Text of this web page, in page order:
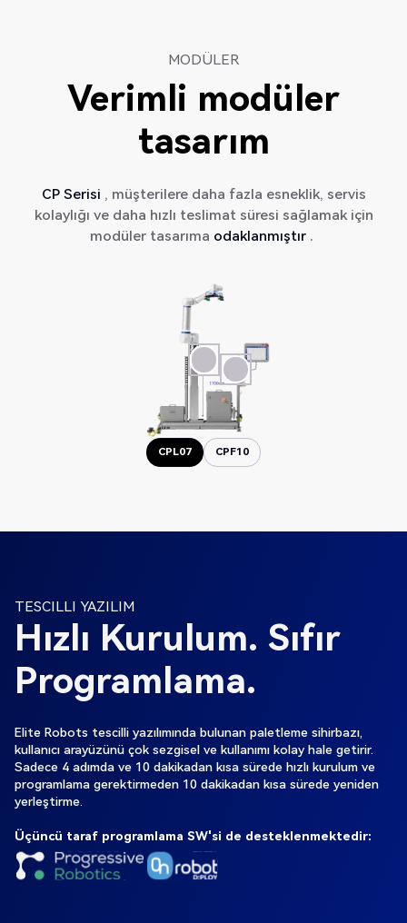
MODÜLER
Verimli modüler
tasarım
CP Serisi , müşterilere daha fazla esneklik, servis
kolaylığı ve daha hızlı teslimat süresi sağlamak için
modüler tasarıma odaklanmıştır .
CPL07
CPL07
CPF10
CPF10
TESCILLI YAZILIM
Hızlı Kurulum. Sıfır
Programlama.
Elite Robots tescilli yazılımında bulunan paletleme sihirbazı,
kullanıcı arayüzünü çok sezgisel ve kullanımı kolay hale getirir.
Sadece 4 adımda ve 10 dakikadan kısa sürede hızlı kurulum ve
programlama gerektirmeden 10 dakikadan kısa sürede yeniden
yerleştirme.
Üçüncü taraf programlama SW'si de desteklenmektedir: